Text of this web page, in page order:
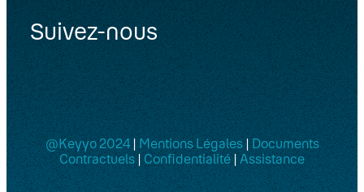
Suivez-nous
@Keyyo 2024| Mentions Légales|Documents
Contractuels|Confidentialité|Assistance